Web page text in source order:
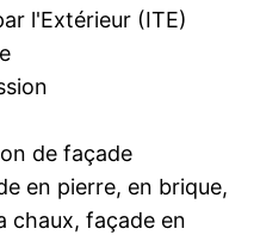
l'Extérieur (ITE)
de façade
en pierre, en brique,
chaux, façade en